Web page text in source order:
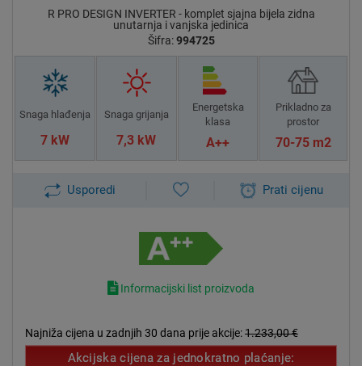
R PRO DESIGN INVERTER - komplet sjajna bijela zidna
unutarnja i vanjska jedinica
Šifra:994725
Snaga hlađenja
7 kW
Snaga grijanja
7,3 kW
Energetska
klasa
A++
Prikladno za
prostor
70-75 m2
Usporedi Prati cijenu
Informacijski list proizvoda
Najniža cijena u zadnjih 30 dana prije akcije:1.233,00 €
Akcijska cijena za jednokratno plaćanje: